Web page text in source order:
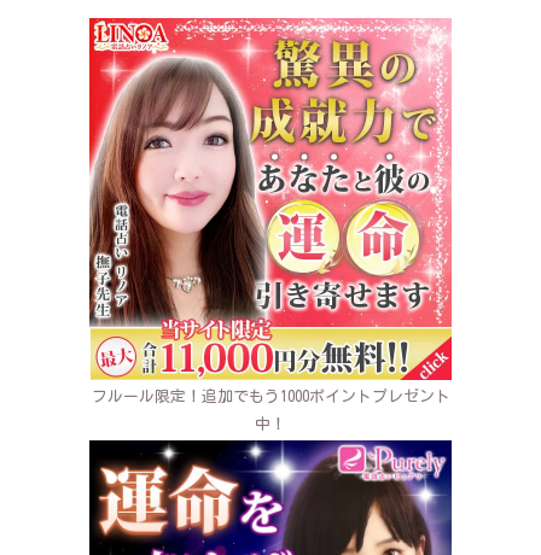
フルール限定！追加でもう1000ポイントプレゼント
中！